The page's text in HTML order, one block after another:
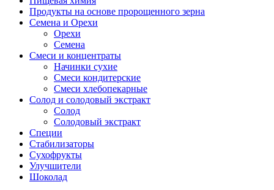
Продукты на основе пророщенного зерна
Семена и Орехи
Орехи
Семена
Смеси и концентраты
Начинки сухие
Смеси кондитерские
Смеси хлебопекарные
Солод и солодовый экстракт
Солод
Солодовый экстракт
Специи
Стабилизаторы
Сухофрукты
Улучшители
Шоколад